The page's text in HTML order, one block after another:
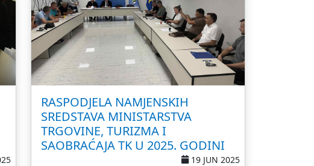
RASPODJELA NAMJENSKIH
SREDSTAVA MINISTARSTVA
TRGOVINE, TURIZMA I
SAOBRAĆAJA TK U 2025. GODINI
19 JUN 2025